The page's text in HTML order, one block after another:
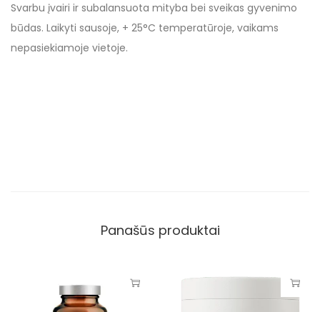
Svarbu įvairi ir subalansuota mityba bei sveikas gyvenimo
būdas. Laikyti sausoje, + 25°C temperatūroje, vaikams
nepasiekiamoje vietoje.
Panašūs produktai